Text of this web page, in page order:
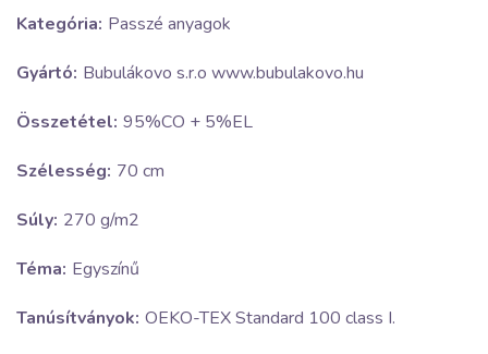
Kategória: Passzé anyagok
Gyártó: Bubulákovo s.r.o www.bubulakovo.hu
Összetétel: 95%CO + 5%EL
Szélesség: 70 cm
Súly: 270 g/m2
Téma: Egyszínű
Tanúsítványok: OEKO-TEX Standard 100 class I.